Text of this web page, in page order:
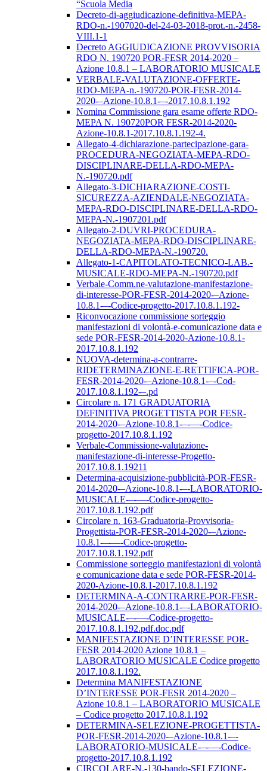
“Scuola Media
Decreto-di-aggiudicazione-definitiva-MEPA-
RDO-n.-1907020-del-24-03-2018-prot.-n.-2458-
VIII.1-1
Decreto AGGIUDICAZIONE PROVVISORIA
RDO N. 190720 POR-FESR 2014-2020 –
Azione 10.8.1 – LABORATORIO MUSICALE
VERBALE-VALUTAZIONE-OFFERTE-
RDO-MEPA-n.-190720-POR-FESR-2014-
2020-–Azione-10.8.1-–-2017.10.8.1.192
Nomina Commissione gara esame offerte RDO-
MEPA N. 190720POR FESR-2014-2020-
Azione-10.8.1-2017.10.8.1.192-4.
Allegato-4-dichiarazione-partecipazione-gara-
PROCEDURA-NEGOZIATA-MEPA-RDO-
DISCIPLINARE-DELLA-RDO-MEPA-
N.-190720.pdf
Allegato-3-DICHIARAZIONE-COSTI-
SICUREZZA-AZIENDALE-NEGOZIATA-
MEPA-RDO-DISCIPLINARE-DELLA-RDO-
MEPA-N.-1907201.pdf
Allegato-2-DUVRI-PROCEDURA-
NEGOZIATA-MEPA-RDO-DISCIPLINARE-
DELLA-RDO-MEPA-N.-190720.
Allegato-1-CAPITOLATO-TECNICO-LAB.-
MUSICALE-RDO-MEPA-N.-190720.pdf
Verbale-Comm.ne-valutazione-manifestazione-
di-interesse-POR-FESR-2014-2020-–Azione-
10.8.1-–-Codice-progetto-2017.10.8.1.192-
Riconvocazione commissione sorteggio
manifestazioni di volontà-e-comunicazione data e
sede POR-FESR-2014-2020-Azione-10.8.1-
2017.10.8.1.192
NUOVA-determina-a-contrarre-
RIDETERMINAZIONE-E-RETTIFICA-POR-
FESR-2014-2020-–Azione-10.8.1-–-Cod-
2017.10.8.1.192-–.pd
Circolare n. 171 GRADUATORIA
DEFINITIVA PROGETTISTA POR FESR-
2014-2020-–Azione-10.8.1-–-––-Codice-
progetto-2017.10.8.1.192
Verbale-Commissione-valutazione-
manifestazione-di-interesse-Progetto-
2017.10.8.1.19211
Determina-acquisizione-pubblicità-POR-FESR-
2014-2020-–Azione-10.8.1-–-LABORATORIO-
MUSICALE-–-––-Codice-progetto-
2017.10.8.1.192.pdf
Circolare n. 163-Graduatoria-Provvisoria-
Progettista-POR-FESR-2014-2020-–Azione-
10.8.1-–-––-Codice-progetto-
2017.10.8.1.192.pdf
Commissione sorteggio manifestazioni di volontà
e comunicazione data e sede POR-FESR-2014-
2020-Azione-10.8.1-2017.10.8.1.192
DETERMINA-A-CONTRARRE-POR-FESR-
2014-2020-–Azione-10.8.1-–-LABORATORIO-
MUSICALE-–-––-Codice-progetto-
2017.10.8.1.192.pdf.doc.pdf
MANIFESTAZIONE D’INTERESSE POR-
FESR 2014-2020 Azione 10.8.1 –
LABORATORIO MUSICALE Codice progetto
2017.10.8.1.192.
Determina MANIFESTAZIONE
D’INTERESSE POR-FESR 2014-2020 –
Azione 10.8.1 – LABORATORIO MUSICALE
– Codice progetto 2017.10.8.1.192
DETERMINA-SELEZIONE-PROGETTISTA-
POR-FESR-2014-2020-–Azione-10.8.1-–-
LABORATORIO-MUSICALE-–-––-Codice-
progetto-2017.10.8.1.192
CIRCOLARE-N.-130-bando-SELEZIONE-